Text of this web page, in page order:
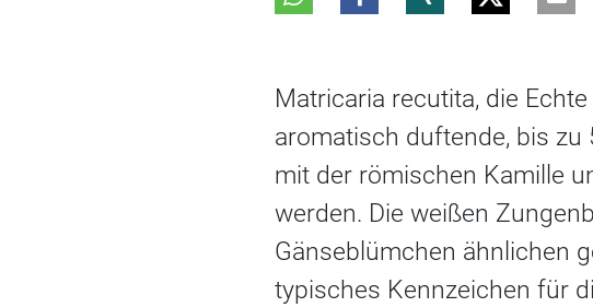
Matricaria recutita, die
aromatisch duftende, bis
mit der römischen Kamille
werden. Die weißen
Gänseblümchen ähnlichen
typisches Kennzeichen für